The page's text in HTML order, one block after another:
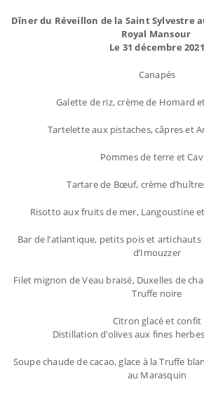
Dîner du Réveillon de la Saint Sylvestre
Royal Mansour
Le 31 décembre 2021
Canapés
Galette de riz, crème de Homard
Tartelette aux pistaches, câpres et
Pommes de terre et
Tartare de Bœuf, crème
Risotto aux fruits de mer, Langoustine
Bar de l’atlantique, petits pois et
d’Imouzzer
Filet mignon de Veau braisé, Duxelles de
Truffe noire
Citron glacé et confit
Distillation d’olives aux fines
Soupe chaude de cacao, glace à la Truffe
au Marasquin